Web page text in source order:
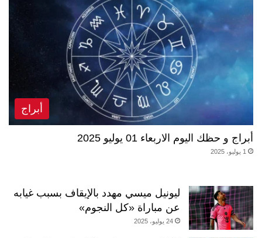
أبراج
أبراج و حظك اليوم الاربعاء 01 يوليو 2025
1 يوليو، 2025
ليونيل ميسي مهدد بالإيقاف بسبب غيابه
عن مباراة «كل النجوم»
24 يوليو، 2025